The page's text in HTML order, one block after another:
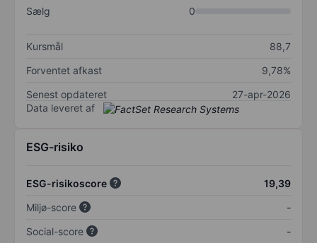
Sælg
0
Kursmål
88,7
Forventet afkast
9,78%
Senest opdateret
27-apr-2026
Data leveret af
ESG-risiko
ESG-risikoscore
19,39
Miljø-score
-
Social-score
-